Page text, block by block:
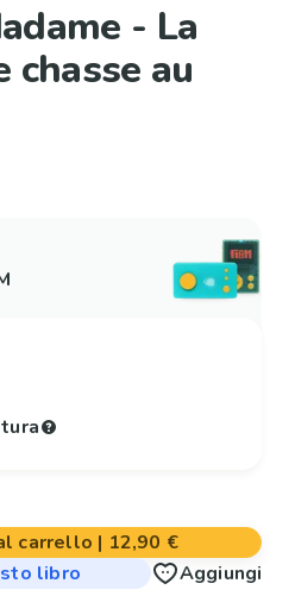
- La
chasse au
carrello | 12,90 €
libro
Aggiungi